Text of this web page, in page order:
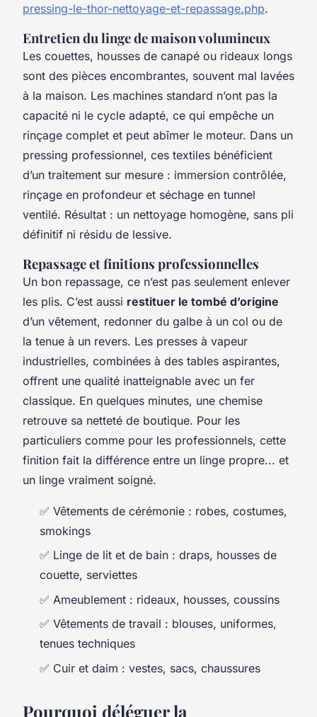
pressing-le-thor-nettoyage-et-repassage.php.
Entretien du linge de maison volumineux
Les couettes, housses de canapé ou rideaux longs
sont des pièces encombrantes, souvent mal lavées
à la maison. Les machines standard n’ont pas la
capacité ni le cycle adapté, ce qui empêche un
rinçage complet et peut abîmer le moteur. Dans un
pressing professionnel, ces textiles bénéficient
d’un traitement sur mesure : immersion contrôlée,
rinçage en profondeur et séchage en tunnel
ventilé. Résultat : un nettoyage homogène, sans pli
définitif ni résidu de lessive.
Repassage et finitions professionnelles
Un bon repassage, ce n’est pas seulement enlever
les plis. C’est aussi restituer le tombé d’origine
d’un vêtement, redonner du galbe à un col ou de
la tenue à un revers. Les presses à vapeur
industrielles, combinées à des tables aspirantes,
offrent une qualité inatteignable avec un fer
classique. En quelques minutes, une chemise
retrouve sa netteté de boutique. Pour les
particuliers comme pour les professionnels, cette
finition fait la différence entre un linge propre... et
un linge vraiment soigné.
✅ Vêtements de cérémonie : robes, costumes,
smokings
✅ Linge de lit et de bain : draps, housses de
couette, serviettes
✅ Ameublement : rideaux, housses, coussins
✅ Vêtements de travail : blouses, uniformes,
tenues techniques
✅ Cuir et daim : vestes, sacs, chaussures
Pourquoi déléguer la